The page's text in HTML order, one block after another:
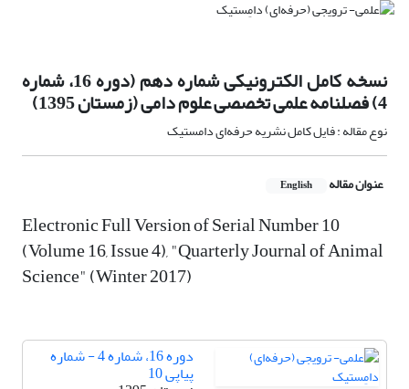
نسخه کامل الکترونیکی شماره دهم (دوره 16، شماره
4) فصلنامه علمی تخصصی علوم دامی (زمستان 1395)
نوع مقاله : فایل کامل نشریه حرفه‌ای دامستیک
عنوان مقاله English
Electronic Full Version of Serial Number 10
(Volume 16, Issue 4), "Quarterly Journal of Animal
Science" (Winter 2017)
دوره 16، شماره 4 - شماره
پیاپی 10